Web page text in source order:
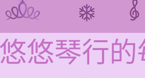
悠琴行